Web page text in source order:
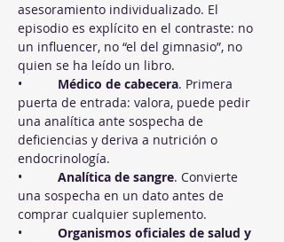
asesoramiento individualizado. El
episodio es explícito en el contraste: no
un influencer, no “el del gimnasio”, no
quien se ha leído un libro.
• Médico de cabecera. Primera
puerta de entrada: valora, puede pedir
una analítica ante sospecha de
deficiencias y deriva a nutrición o
endocrinología.
• Analítica de sangre. Convierte
una sospecha en un dato antes de
comprar cualquier suplemento.
• Organismos oficiales de salud y